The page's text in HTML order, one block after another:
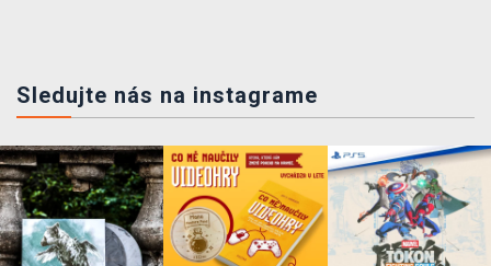
Sledujte nás na instagrame